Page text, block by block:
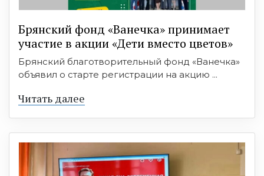
Брянский фонд «Ванечка» принимает
участие в акции «Дети вместо цветов»
Брянский благотворительный фонд «Ванечка»
объявил о старте регистрации на акцию ...
Читать далее